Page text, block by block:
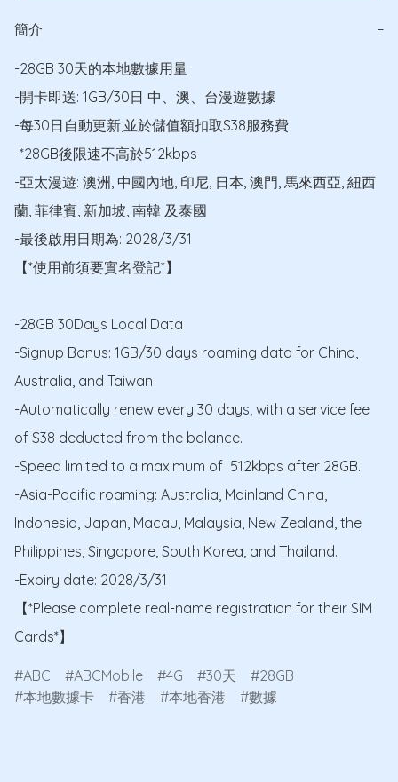
簡介 −
-28GB 30天的本地數據用量
-開卡即送: 1GB/30日 中、澳、台漫遊數據
-每30日自動更新,並於儲值額扣取$38服務費
-*28GB後限速不高於512kbps
-亞太漫遊: 澳洲, 中國內地, 印尼, 日本, 澳門, 馬來西亞, 紐西
蘭, 菲律賓, 新加坡, 南韓 及泰國
-最後啟用日期為: 2028/3/31
【*使用前須要實名登記*】
-28GB 30Days Local Data
-Signup Bonus: 1GB/30 days roaming data for China,
Australia, and Taiwan
-Automatically renew every 30 days, with a service fee
of $38 deducted from the balance.
-Speed limited to a maximum of  512kbps after 28GB.
-Asia-Pacific roaming: Australia, Mainland China,
Indonesia, Japan, Macau, Malaysia, New Zealand, the
Philippines, Singapore, South Korea, and Thailand.
-Expiry date: 2028/3/31
【*Please complete real-name registration for their SIM
Cards*】
ABC ABCMobile 4G 30天
28GB
本地數據卡
香港 本地香港 數據